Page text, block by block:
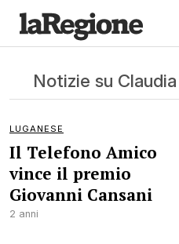
Notizie su
LUGANESE
Il Telefono Amico
vince il premio
Giovanni Cansani
2 anni